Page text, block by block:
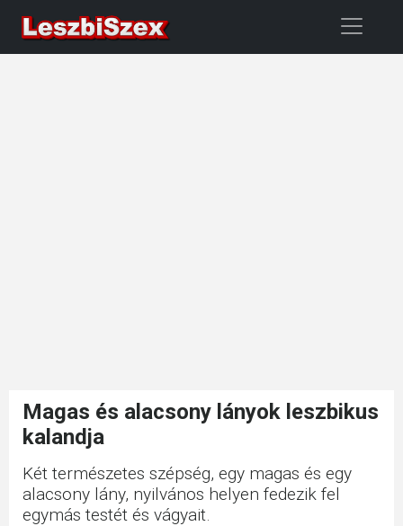
Magas és alacsony lányok leszbikus
kalandja
Két természetes szépség, egy magas és egy
alacsony lány, nyilvános helyen fedezik fel
egymás testét és vágyait.